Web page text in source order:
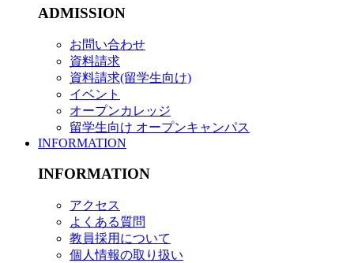
ADMISSION
お問い合わせ
資料請求
資料請求(留学生向け)
イベント
オープンカレッジ
留学生向け オープンキャンパス
INFORMATION
INFORMATION
アクセス
よくある質問
教員採用について
個人情報の取り扱い